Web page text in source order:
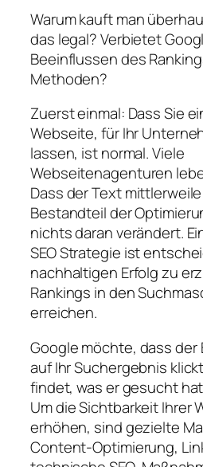
Warum kauft man
das legal? Verbietet
Beeinflussen des
Methoden?
Zuerst einmal: Dass Sie
Webseite, für Ihr
lassen, ist normal. Viele
Webseitenagenturen
Dass der Text
Bestandteil der
nichts daran verändert.
SEO Strategie ist
nachhaltigen Erfolg zu
Rankings in den
erreichen.
Google möchte, dass der
auf Ihr Suchergebnis
findet, was er gesucht
Um die Sichtbarkeit Ihrer
erhöhen, sind gezielte
Content-Optimierung,